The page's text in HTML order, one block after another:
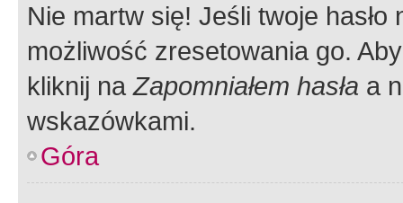
Nie martw się! Jeśli twoje
możliwość zresetowania go.
kliknij naZapomniałem hasła a
wskazówkami.
Góra